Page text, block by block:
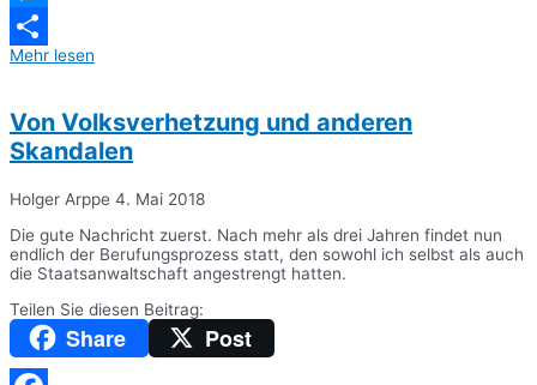
Messenger
Teilen
Mehr lesen
Von Volksverhetzung und anderen
Skandalen
Holger Arppe 4. Mai 2018
Die gute Nachricht zuerst. Nach mehr als drei Jahren findet nun
endlich der Berufungsprozess statt, den sowohl ich selbst als auch
die Staatsanwaltschaft angestrengt hatten.
Teilen Sie diesen Beitrag:
Share Post